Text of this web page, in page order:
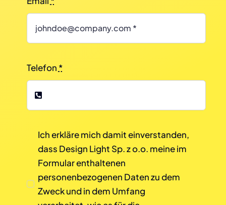
Telefon *
Ich erkläre mich damit einverstanden,
dass Design Light Sp. z o.o. meine im
Formular enthaltenen
personenbezogenen Daten zu dem
Zweck und in dem Umfang